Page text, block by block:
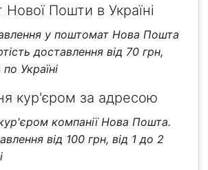
Пошти в Україні
у поштомат Нова Пошта
доставлення від 70 грн,
Україні
кур'єром за адресою
компанії Нова Пошта.
від 100 грн, від 1 до 2